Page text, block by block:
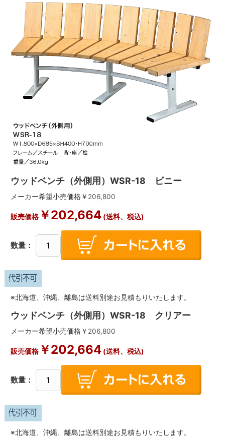
ウッドベンチ（外側用）WSR-18 ビニー
メーカー希望小売価格￥ 206,800
販売価格￥202,664(送料、税込)
数量：
※北海道、沖縄、離島は送料別途お見積もりいたします。
ウッドベンチ（外側用）WSR-18 クリアー
メーカー希望小売価格￥ 206,800
販売価格￥202,664(送料、税込)
数量：
※北海道、沖縄、離島は送料別途お見積もりいたします。